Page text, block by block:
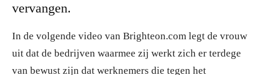
vervangen.
In de volgende video van Brighteon.com legt de vrouw
uit dat de bedrijven waarmee zij werkt zich er terdege
van bewust zijn dat werknemers die tegen het